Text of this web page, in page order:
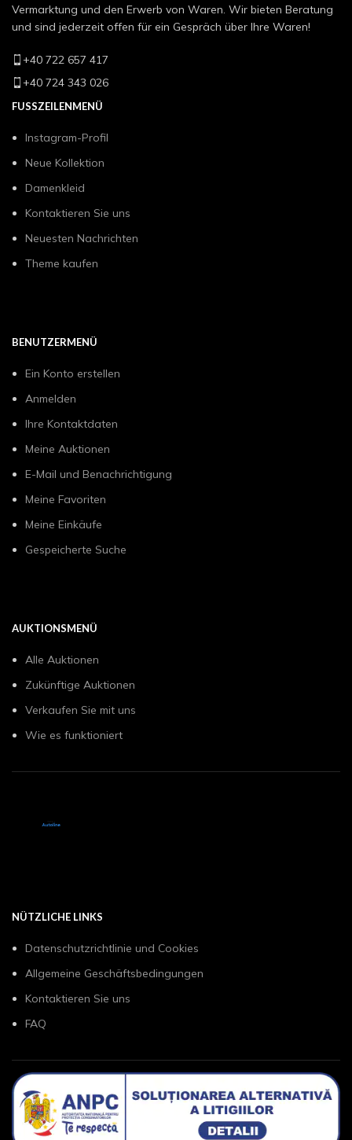
Vermarktung und den Erwerb von Waren. Wir bieten Beratung
und sind jederzeit offen für ein Gespräch über Ihre Waren!
+40 722 657 417
+40 724 343 026
FUSSZEILENMENÜ
Instagram-Profil
Neue Kollektion
Damenkleid
Kontaktieren Sie uns
Neuesten Nachrichten
Theme kaufen
BENUTZERMENÜ
Ein Konto erstellen
Anmelden
Ihre Kontaktdaten
Meine Auktionen
E-Mail und Benachrichtigung
Meine Favoriten
Meine Einkäufe
Gespeicherte Suche
AUKTIONSMENÜ
Alle Auktionen
Zukünftige Auktionen
Verkaufen Sie mit uns
Wie es funktioniert
NÜTZLICHE LINKS
Datenschutzrichtlinie und Cookies
Allgemeine Geschäftsbedingungen
Kontaktieren Sie uns
FAQ